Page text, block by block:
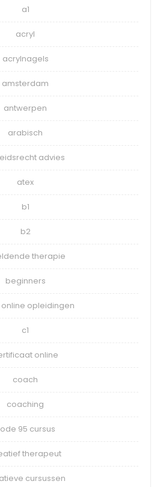
a1
acryl
acrylnagels
amsterdam
antwerpen
arabisch
advies
atex
b1
b2
therapie
beginners
opleidingen
c1
online
coach
coaching
95 cursus
therapeut
cursussen